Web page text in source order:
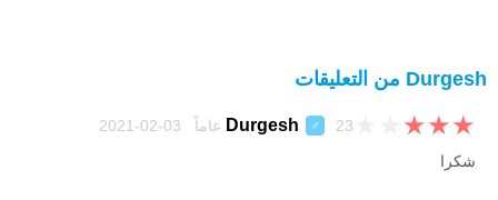
Durgesh من التعليقات
Durgesh ♂ 23 عاماً 03-02-2021 ★
★
★
شكرا